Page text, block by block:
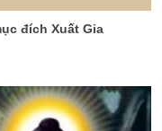
đích Xuất Gia